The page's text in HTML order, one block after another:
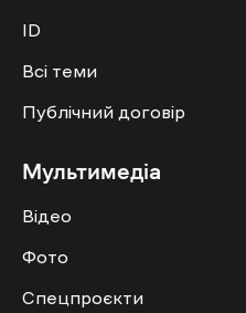
ID
Всі теми
Публічний договір
Мультимедіа
Відео
Фото
Спецпроєкти